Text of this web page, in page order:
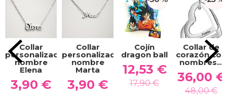
Collar
personalizado
nombre
Elena
3,90 €
Collar
personalizado
nombre
Marta
3,90 €
Cojín
dragon ball
12,53 €
17,90 €
Collar de
corazón con
nombres...
36,00 €
48,00 €